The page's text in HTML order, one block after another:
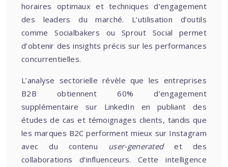
horaires optimaux et techniques d’engagement
des leaders du marché. L’utilisation d’outils
comme Socialbakers ou Sprout Social permet
d’obtenir des insights précis sur les performances
concurrentielles.
L’analyse sectorielle révèle que les entreprises
B2B obtiennent 60% d’engagement
supplémentaire sur LinkedIn en publiant des
études de cas et témoignages clients, tandis que
les marques B2C performent mieux sur Instagram
avec du contenu user-generatedet des
collaborations d’influenceurs. Cette intelligence